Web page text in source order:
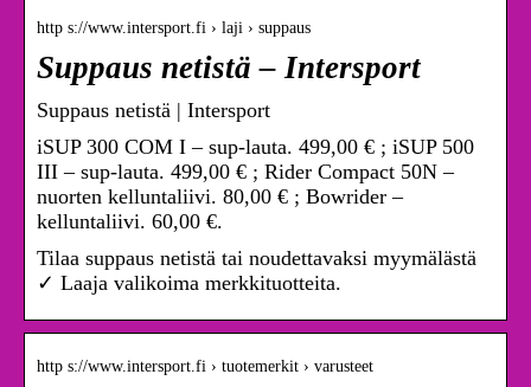
http s://www.intersport.fi › laji › suppaus
Suppaus netistä – Intersport
Suppaus netistä | Intersport
iSUP 300 COM I – sup-lauta. 499,00 € ; iSUP 500
III – sup-lauta. 499,00 € ; Rider Compact 50N –
nuorten kelluntaliivi. 80,00 € ; Bowrider –
kelluntaliivi. 60,00 €.
Tilaa suppaus netistä tai noudettavaksi myymälästä
✓ Laaja valikoima merkkituotteita.
http s://www.intersport.fi › tuotemerkit › varusteet